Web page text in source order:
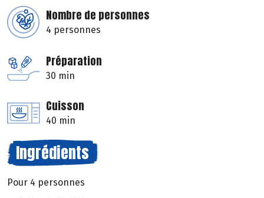
Nombre de personnes
4 personnes
Préparation
30 min
Cuisson
40 min
Ingrédients
Pour 4 personnes